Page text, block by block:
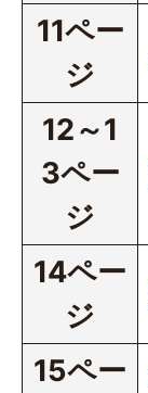
11ペー
ジ
12～1
3ペー
ジ
14ペー
ジ
15ペー